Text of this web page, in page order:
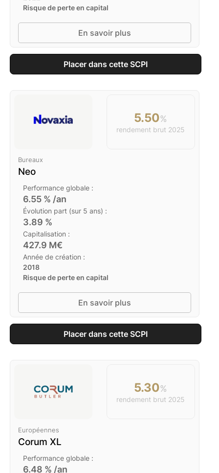
Risque de perte en capital
En savoir plus
Placer dans cette SCPI
5.50%
rendement brut 2025
Bureaux
Neo
Performance globale :
6.55 % /an
Évolution part (sur 5 ans) :
3.89 %
Capitalisation :
427.9 M€
Année de création :
2018
Risque de perte en capital
En savoir plus
Placer dans cette SCPI
5.30%
rendement brut 2025
Européennes
Corum XL
Performance globale :
6.48 % /an